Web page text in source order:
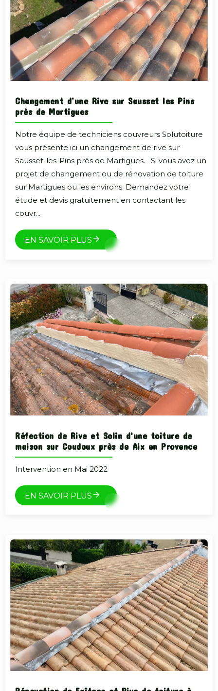
Changement d’une Rive sur Sausset les Pins
près de Martigues
Notre équipe de techniciens couvreurs Solutoiture
vous présente ici un changement de rive sur
Sausset-les-Pins près de Martigues. Si vous avez un
projet de changement ou de rénovation de toiture
sur Martigues ou les environs. Demandez votre
étude et devis gratuitement en contactant les
couvr...
EN SAVOIR PLUS
Réfection de Rive et Solin d'une toiture de
maison sur Coudoux près de Aix en Provence
Intervention en Mai 2022
EN SAVOIR PLUS